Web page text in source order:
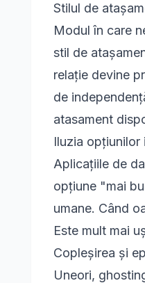
Stilul de
Modul în care
stil de
relație devine
de
atasament
Iluzia opțiunilor
Aplicațiile de
opțiune "mai
umane. Când
Este mult mai
Copleșirea și
Uneori,